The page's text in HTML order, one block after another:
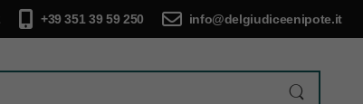
+39 351 39 59 250 info@delgiudiceenipote.it